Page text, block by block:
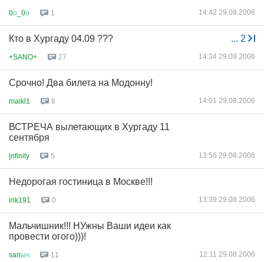
0о _0о 1 14:42 29.08.2006
... 2
Кто в Хургаду 04.09 ???
+SANO+ 27 14:34 29.08.2006
Срочно! Два билета на Модонну!
maikl1 6 14:01 29.08.2006
ВСТРЕЧА вылетающих в Хургаду 11
сентября
|nfinity 5 13:56 29.08.2006
Недорогая гостиница в Москве!!!
irik191 0 13:39 29.08.2006
Мальчишник!!! НУжны Ваши идеи как
провести огого)))!
sanыч 11 12:11 29.08.2006